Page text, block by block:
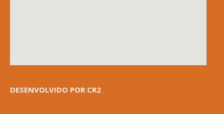
DESENVOLVIDO POR CR2